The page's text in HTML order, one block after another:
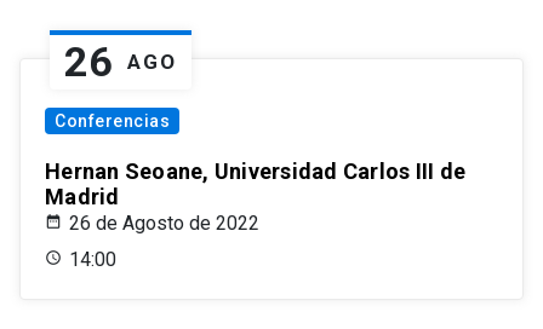
26 AGO
Conferencias
Hernan Seoane, Universidad Carlos III de
Madrid
26 de Agosto de 2022
14:00